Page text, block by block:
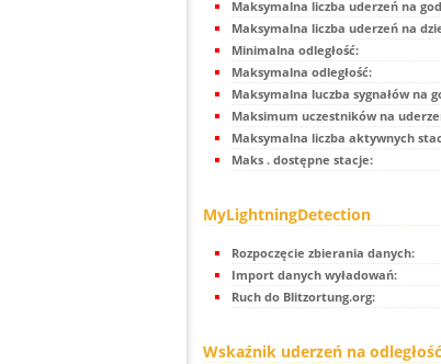
Maksymalna liczba uderzeń na
Maksymalna liczba uderzeń na
Minimalna odległość:
Maksymalna odległość:
Maksymalna luczba sygnałów na
Maksimum uczestników na
Maksymalna liczba aktywnych
Maks . dostępne stacje:
MyLightningDetection
Rozpoczęcie zbierania danych:
Import danych wyładowań:
Ruch do Blitzortung.org:
Wskaźnik uderzeń na odległość